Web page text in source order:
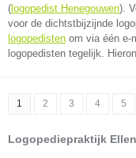
( logopedist Henegouwen).
voor de dichtstbijzijnde
logopedisten om via één e-
logopedisten tegelijk.
1 2 3 4 5
Logopediepraktijk